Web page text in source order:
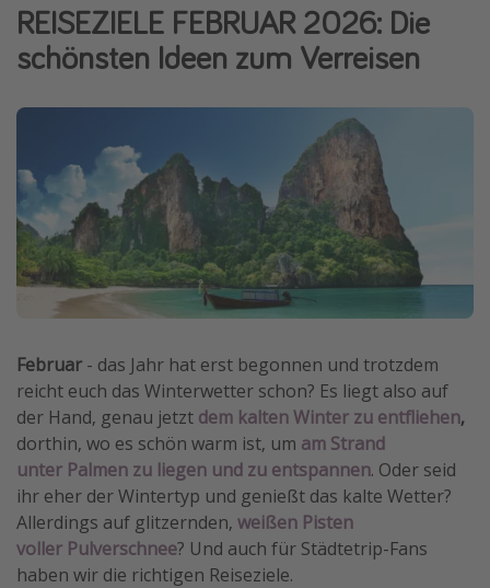
Strandurlaub
Gruppenreisen
Hotels in Hamburg
Hotels am Achensee
Weitere Themen
Reise Journal
Familienurlaub in der Türkei
Bahnreisen in der Schweiz
Reisepassfreie Reiseziele
Travel Know How
Silvesterreisen
Last Minute Urlaub Mallorca
Last Minute Urlaub Deutschland
REISEZIELE FEBRUAR 2026: Die
schönsten Ideen zum Verreisen
Februar - das Jahr hat erst begonnen und trotzdem
reicht euch das Winterwetter schon? Es liegt also auf
der Hand, genau jetzt dem kalten Winter zu entfliehen,
dorthin, wo es schön warm ist, um am Strand
unter Palmen zu liegen und zu entspannen. Oder seid
ihr eher der Wintertyp und genießt das kalte Wetter?
Allerdings auf glitzernden, weißen Pisten
voller Pulverschnee? Und auch für Städtetrip-Fans
haben wir die richtigen Reiseziele.